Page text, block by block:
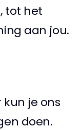
tot het
aan jou.
je ons
doen.